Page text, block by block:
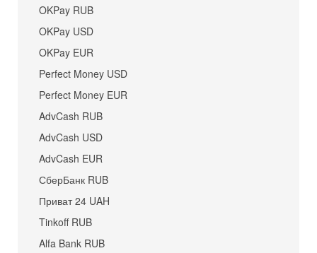
OKPay RUB
OKPay USD
OKPay EUR
Perfect Money USD
Perfect Money EUR
AdvCash RUB
AdvCash USD
AdvCash EUR
СберБанк RUB
Приват 24 UAH
Tinkoff RUB
Alfa Bank RUB